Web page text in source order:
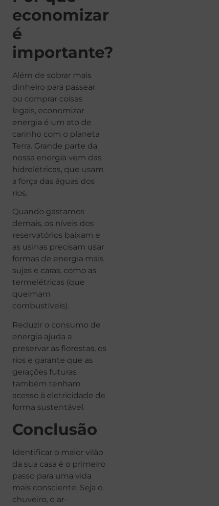
economizar
é
importante?
Além de sobrar mais
dinheiro para passear
ou comprar coisas
legais, economizar
energia é um ato de
carinho com o planeta
Terra. Grande parte da
nossa energia vem das
hidrelétricas, que usam
a força das águas dos
rios.
Quando gastamos
demais, os níveis dos
reservatórios baixam e
as usinas precisam usar
formas de energia mais
sujas e caras, como as
termelétricas (que
queimam
combustíveis).
Reduzir o consumo de
energia ajuda a
preservar as florestas, os
rios e garante que as
gerações futuras
também tenham
acesso à eletricidade de
forma sustentável.
Conclusão
Identificar o maior vilão
da sua casa é o primeiro
passo para uma vida
mais consciente. Seja o
chuveiro, o ar-